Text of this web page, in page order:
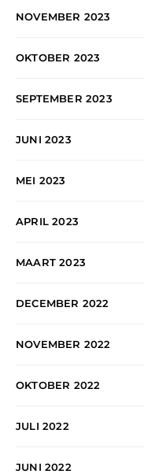
NOVEMBER 2023
OKTOBER 2023
SEPTEMBER 2023
JUNI 2023
MEI 2023
APRIL 2023
MAART 2023
DECEMBER 2022
NOVEMBER 2022
OKTOBER 2022
JULI 2022
JUNI 2022